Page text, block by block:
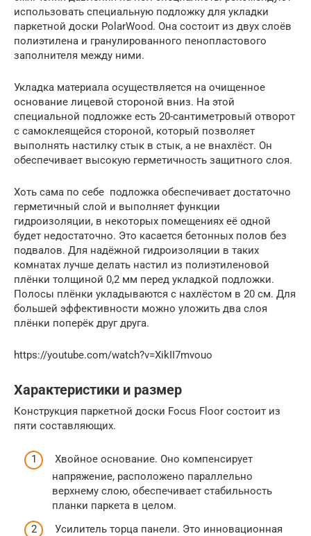
использовать специальную подложку для укладки
паркетной доски PolarWood. Она состоит из двух слоёв
полиэтилена и гранулированного пенопластового
заполнителя между ними.
Укладка материала осуществляется на очищенное
основание лицевой стороной вниз. На этой
специальной подложке есть 20-сантиметровый отворот
с самоклеящейся стороной, который позволяет
выполнять настилку стык в стык, а не внахлёст. Он
обеспечивает высокую герметичность защитного слоя.
Хоть сама по себе подложка обеспечивает достаточно
герметичный слой и выполняет функции
гидроизоляции, в некоторых помещениях её одной
будет недостаточно. Это касается бетонных полов без
подвалов. Для надёжной гидроизоляции в таких
комнатах лучше делать настил из полиэтиленовой
плёнки толщиной 0,2 мм перед укладкой подложки.
Полосы плёнки укладываются с нахлёстом в 20 см. Для
большей эффективности можно уложить два слоя
плёнки поперёк друг друга.
https://youtube.com/watch?v=XikII7mvouo
Характеристики и размер
Конструкция паркетной доски Focus Floor состоит из
пяти составляющих.
Хвойное основание. Оно компенсирует
напряжение, расположено параллельно
верхнему слою, обеспечивает стабильность
планки паркета в целом.
Усилитель торца панели. Это инновационная